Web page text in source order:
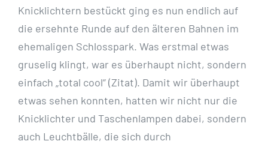
Knicklichtern bestückt ging es nun endlich auf
die ersehnte Runde auf den älteren Bahnen im
ehemaligen Schlosspark. Was erstmal etwas
gruselig klingt, war es überhaupt nicht, sondern
einfach „total cool“ (Zitat). Damit wir überhaupt
etwas sehen konnten, hatten wir nicht nur die
Knicklichter und Taschenlampen dabei, sondern
auch Leuchtbälle, die sich durch